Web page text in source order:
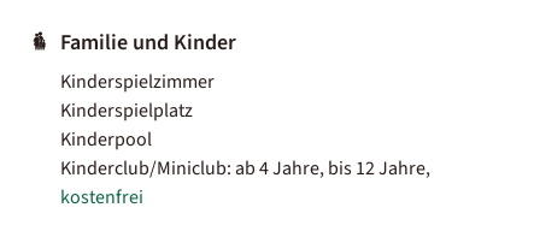
Familie und Kinder
Kinderspielzimmer
Kinderspielplatz
Kinderpool
Kinderclub/Miniclub: ab 4 Jahre, bis 12 Jahre,
kostenfrei